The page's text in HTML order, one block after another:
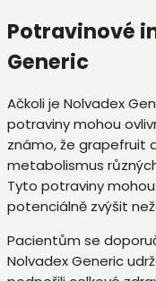
Potravinové
Generic
Ačkoli je Nolvadex
potraviny mohou
známo, že grapefruit
metabolismus
Tyto potraviny
potenciálně zvýšit
Pacientům se
Nolvadex Generic